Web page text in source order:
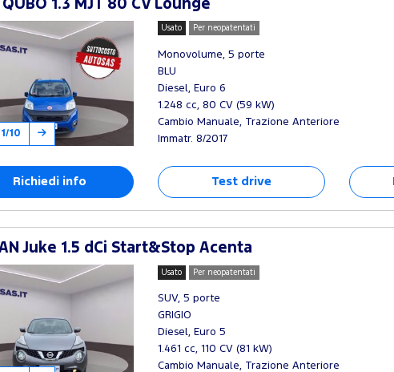
QUBO 1.3 MJT 80 CV Lounge
1/10
Usato Per neopatentati
Monovolume, 5 porte
BLU
Diesel, Euro 6
1.248 cc, 80 CV (59 kW)
Cambio Manuale, Trazione Anteriore
Immatr. 8/2017
Richiedi info Test drive
Juke 1.5 dCi Start&Stop Acenta
Usato Per neopatentati
SUV, 5 porte
GRIGIO
Diesel, Euro 5
1.461 cc, 110 CV (81 kW)
Cambio Manuale, Trazione Anteriore